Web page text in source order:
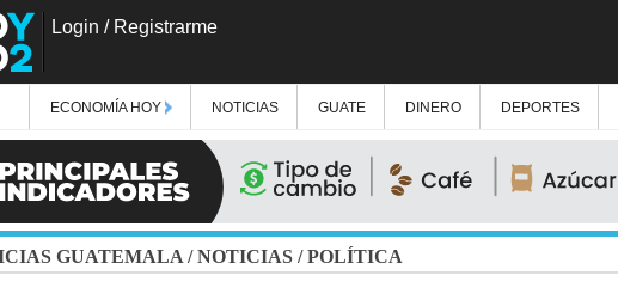
Login / Registrarme
ECONOMÍA HOY NOTICIAS GUATE DINERO DEPORTES
GUATEMALA /NOTICIAS /POLÍTICA